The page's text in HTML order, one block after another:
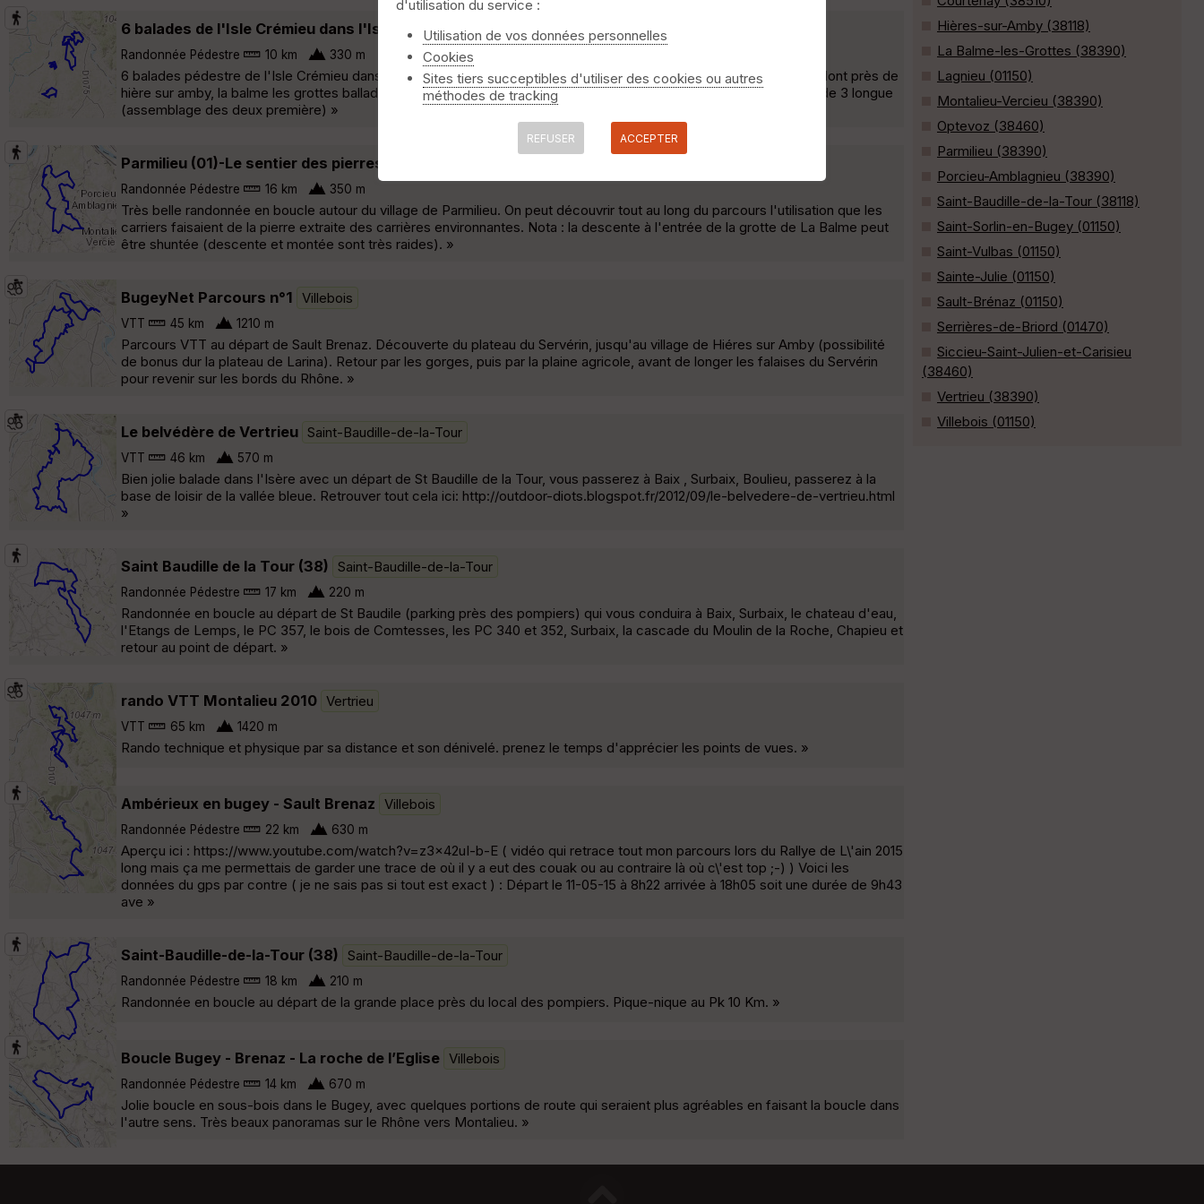
6 balades de l'Isle Crémieu dans l'Isère Vertrieu
Randonnée Pédestre 10 km 330 m
6 balades pédestre de l'Isle Crémieu dans l'Isère: Autour de Charette, autour de l%u2019étang de Ry, de Mont à Mont près de
hière sur amby, la balme les grottes ballade 1 courte la balme les grottes ballade 2 courte la balme les grottes ballade 3 longue
(assemblage des deux première) »
Parmilieu (01)-Le sentier des pierres
Randonnée Pédestre 16 km 350 m
Très belle randonnée en boucle autour du village de Parmilieu. On peut découvrir tout au long du parcours l'utilisation que les
carriers faisaient de la pierre extraite des carrières environnantes. Nota : la descente à l'entrée de la grotte de La Balme peut
être shuntée (descente et montée sont très raides). »
BugeyNet Parcours n°1 Villebois
VTT 45 km 1210 m
Parcours VTT au départ de Sault Brenaz. Découverte du plateau du Servérin, jusqu'au village de Hiéres sur Amby (possibilité
de bonus dur la plateau de Larina). Retour par les gorges, puis par la plaine agricole, avant de longer les falaises du Servérin
pour revenir sur les bords du Rhône. »
Le belvédère de Vertrieu Saint-Baudille-de-la-Tour
VTT 46 km 570 m
Bien jolie balade dans l'Isère avec un départ de St Baudille de la Tour, vous passerez à Baix , Surbaix, Boulieu, passerez à la
base de loisir de la vallée bleue. Retrouver tout cela ici: http://outdoor-diots.blogspot.fr/2012/09/le-belvedere-de-vertrieu.html
»
Saint Baudille de la Tour (38) Saint-Baudille-de-la-Tour
Randonnée Pédestre 17 km 220 m
Randonnée en boucle au départ de St Baudile (parking près des pompiers) qui vous conduira à Baix, Surbaix, le chateau d'eau,
l'Etangs de Lemps, le PC 357, le bois de Comtesses, les PC 340 et 352, Surbaix, la cascade du Moulin de la Roche, Chapieu et
retour au point de départ. »
rando VTT Montalieu 2010 Vertrieu
VTT 65 km 1420 m
Rando technique et physique par sa distance et son dénivelé. prenez le temps d'apprécier les points de vues. »
Ambérieux en bugey - Sault Brenaz Villebois
Randonnée Pédestre 22 km 630 m
Aperçu ici : https://www.youtube.com/watch?v=z3x42uI-b-E ( vidéo qui retrace tout mon parcours lors du Rallye de L\'ain 2015
long mais ça me permettais de garder une trace de où il y a eut des couak ou au contraire là où c\'est top ;-) ) Voici les
données du gps par contre ( je ne sais pas si tout est exact ) : Départ le 11-05-15 à 8h22 arrivée à 18h05 soit une durée de 9h43
ave »
Saint-Baudille-de-la-Tour (38) Saint-Baudille-de-la-Tour
Randonnée Pédestre 18 km 210 m
Randonnée en boucle au départ de la grande place près du local des pompiers. Pique-nique au Pk 10 Km. »
Boucle Bugey - Brenaz - La roche de l’Eglise Villebois
Randonnée Pédestre 14 km 670 m
Jolie boucle en sous-bois dans le Bugey, avec quelques portions de route qui seraient plus agréables en faisant la boucle dans
l'autre sens. Très beaux panoramas sur le Rhône vers Montalieu. »
Hières-sur-Amby (38118)
La Balme-les-Grottes (38390)
Lagnieu (01150)
Montalieu-Vercieu (38390)
Optevoz (38460)
Parmilieu (38390)
Porcieu-Amblagnieu (38390)
Saint-Baudille-de-la-Tour (38118)
Saint-Sorlin-en-Bugey (01150)
Saint-Vulbas (01150)
Sainte-Julie (01150)
Sault-Brénaz (01150)
Serrières-de-Briord (01470)
Siccieu-Saint-Julien-et-Carisieu
(38460)
Vertrieu (38390)
Villebois (01150)
d'utilisation du service :
Utilisation de vos données personnelles
Cookies
Sites tiers succeptibles d'utiliser des cookies ou autres
méthodes de tracking
REFUSER ACCEPTER